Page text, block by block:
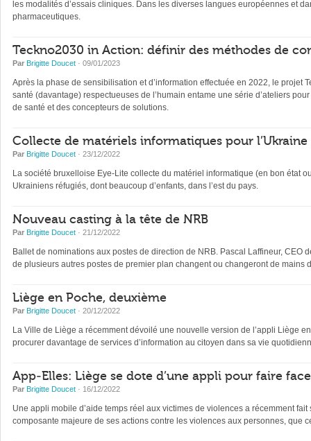
les modalités d’essais cliniques. Dans les diverses langues européennes et
pharmaceutiques.
Teckno2030 in Action: définir des méthodes de
Par Brigitte Doucet · 09/01/2023
Après la phase de sensibilisation et d’information effectuée en 2022, le projet
santé (davantage) respectueuses de l’humain entame une série d’ateliers
de santé et des concepteurs de solutions.
Collecte de matériels informatiques pour l’Ukraine
Par Brigitte Doucet · 23/12/2022
La société bruxelloise Eye-Lite collecte du matériel informatique (en bon état
Ukrainiens réfugiés, dont beaucoup d’enfants, dans l’est du pays.
Nouveau casting à la tête de NRB
Par Brigitte Doucet · 21/12/2022
Ballet de nominations aux postes de direction de NRB. Pascal Laffineur,
de plusieurs autres postes de premier plan changent ou changeront de mains
Liège en Poche, deuxième
Par Brigitte Doucet · 20/12/2022
La Ville de Liège a récemment dévoilé une nouvelle version de l’appli Liège
procurer davantage de services d’information au citoyen dans sa vie
App-Elles: Liège se dote d’une appli pour faire
Par Brigitte Doucet · 16/12/2022
Une appli mobile d’aide temps réel aux victimes de violences a récemment
composante majeure de ses actions contre les violences aux personnes, que